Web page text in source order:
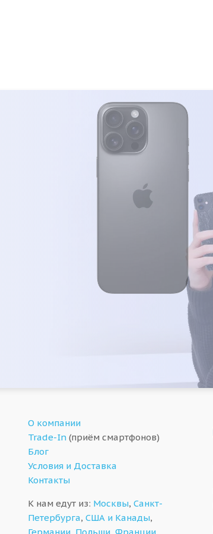
О компании
Trade-In (приём смартфонов)
Блог
Условия и Доставка
Контакты
К нам едут из: Москвы, Санкт-
Петербурга, США и Канады,